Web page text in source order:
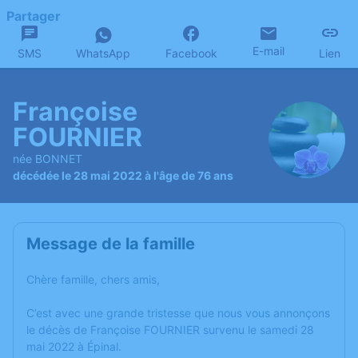
Partager
SMS WhatsApp Facebook E-mail Lien
Françoise
FOURNIER
née BONNET
décédée le 28 mai 2022 à l'âge de 76 ans
Message de la famille
Chère famille, chers amis,
C’est avec une grande tristesse que nous vous annonçons
le décès de Françoise FOURNIER survenu le samedi 28
mai 2022 à Épinal.